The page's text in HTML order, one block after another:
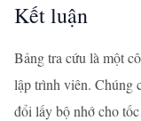
Kết luận
Bảng tra cứu là một
lập trình viên. Chúng
đổi lấy bộ nhớ cho